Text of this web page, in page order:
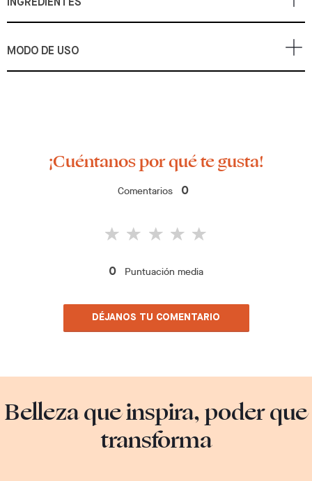
INGREDIENTES
MODO DE USO
¡Cuéntanos por qué te gusta!
Comentarios 0
0 Puntuación media
DÉJANOS TU COMENTARIO
Belleza que inspira, poder que
transforma